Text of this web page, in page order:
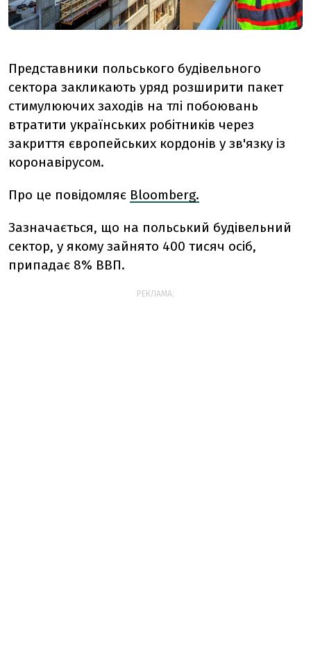
Представники польського будівельного
сектора закликають уряд розширити пакет
стимулюючих заходів на тлі побоювань
втратити українських робітників через
закриття європейських кордонів у зв'язку із
коронавірусом.
Про це повідомляє Bloomberg.
Зазначається, що на польський будівельний
сектор, у якому зайнято 400 тисяч осіб,
припадає 8% ВВП.
РЕКЛАМА: